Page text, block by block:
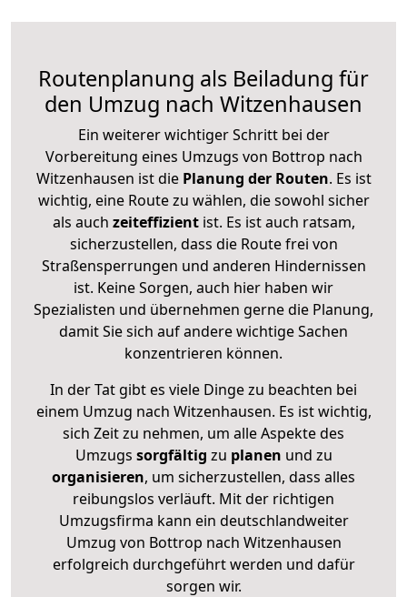
Routenplanung als Beiladung für
den Umzug nach Witzenhausen
Ein weiterer wichtiger Schritt bei der
Vorbereitung eines Umzugs von Bottrop nach
Witzenhausen ist diePlanung der Routen. Es ist
wichtig, eine Route zu wählen, die sowohl sicher
als auch zeiteffizientist. Es ist auch ratsam,
sicherzustellen, dass die Route frei von
Straßensperrungen und anderen Hindernissen
ist. Keine Sorgen, auch hier haben wir
Spezialisten und übernehmen gerne die Planung,
damit Sie sich auf andere wichtige Sachen
konzentrieren können.
In der Tat gibt es viele Dinge zu beachten bei
einem Umzug nach Witzenhausen. Es ist wichtig,
sich Zeit zu nehmen, um alle Aspekte des
Umzugs sorgfältig zu planen und zu
organisieren, um sicherzustellen, dass alles
reibungslos verläuft. Mit der richtigen
Umzugsfirma kann ein deutschlandweiter
Umzug von Bottrop nach Witzenhausen
erfolgreich durchgeführt werden und dafür
sorgen wir.